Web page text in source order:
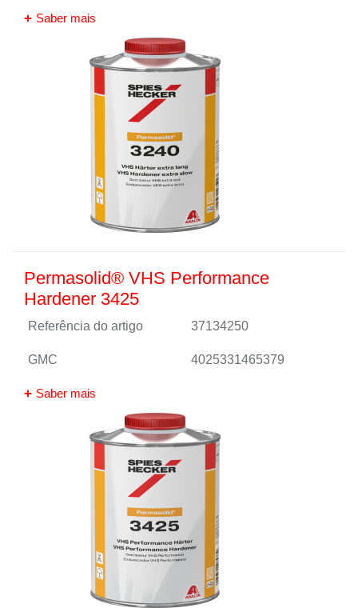
Saber mais
Permasolid® VHS Performance
Hardener 3425
Referência do artigo 37134250
GMC 4025331465379
Saber mais